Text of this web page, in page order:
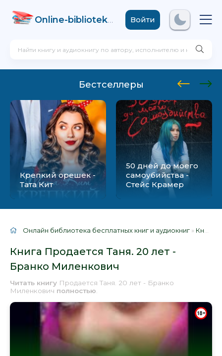
Online-biblioteka .comВойти
Бестселлеры
Крепкий орешек -
Тата Кит
50 дней до моего
самоубийства -
Стейс Крамер
Онлайн библиотека бесплатных книг и аудиокниг » Книги
Книга Продается Таня. 20 лет -
Бранко Миленкович
Читать книгу Продается Таня. 20 лет - Бранко
Миленкович полностью